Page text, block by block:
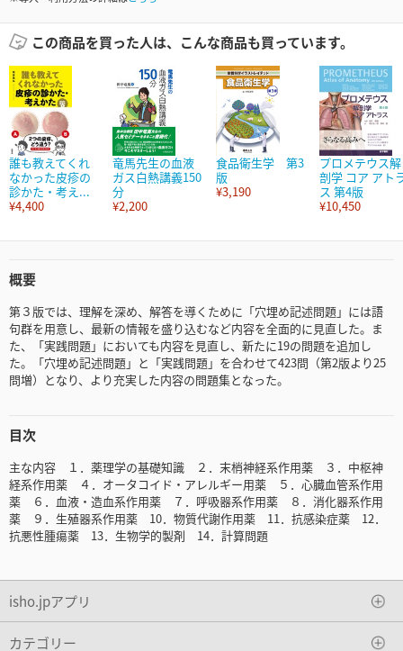
この商品を買った人は、こんな商品も買っています。
誰も教えてくれ
なかった皮疹の
診かた・考え...
¥4,400
竜馬先生の血液
ガス白熱講義150
分
¥2,200
食品衛生学 第3
版
¥3,190
プロメテウス解
剖学 コア アト
ス 第4版
¥10,450
概要
第３版では、理解を深め、解答を導くために「穴埋め記述問題」には語
句群を用意し、最新の情報を盛り込むなど内容を全面的に見直した。ま
た、「実践問題」においても内容を見直し、新たに19の問題を追加し
た。「穴埋め記述問題」と「実践問題」を合わせて423問（第2版より25
問増）となり、より充実した内容の問題集となった。
目次
主な内容 １．薬理学の基礎知識 ２．末梢神経系作用薬 ３．中枢神
経系作用薬 ４．オータコイド・アレルギー用薬 ５．心臓血管系作用
薬 ６．血液・造血系作用薬 ７．呼吸器系作用薬 ８．消化器系作用
薬 ９．生殖器系作用薬 10．物質代謝作用薬 11．抗感染症薬 12．
抗悪性腫瘍薬 13．生物学的製剤 14．計算問題
isho.jpアプリ
カテゴリー